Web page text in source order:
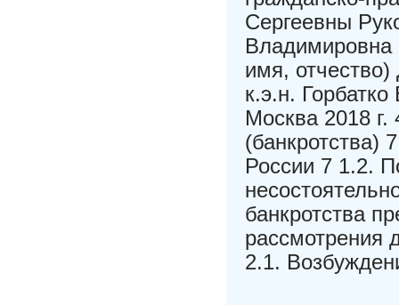
Сергеевны
Владимировна
имя,
к.э.н.
Москва 2018 г.
(банкротства)
России 7 1.2.
банкротства
рассмотрения
2.1.